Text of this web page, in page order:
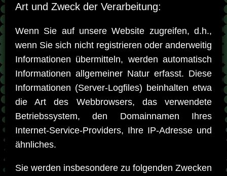
Art und Zweck der Verarbeitung:
Wenn Sie auf unsere Website zugreifen, d.h.,
wenn Sie sich nicht registrieren oder anderweitig
Informationen übermitteln, werden automatisch
Informationen allgemeiner Natur erfasst. Diese
Informationen (Server-Logfiles) beinhalten etwa
die Art des Webbrowsers, das verwendete
Betriebssystem, den Domainnamen Ihres
Internet-Service-Providers, Ihre IP-Adresse und
ähnliches.
Sie werden insbesondere zu folgenden Zwecken